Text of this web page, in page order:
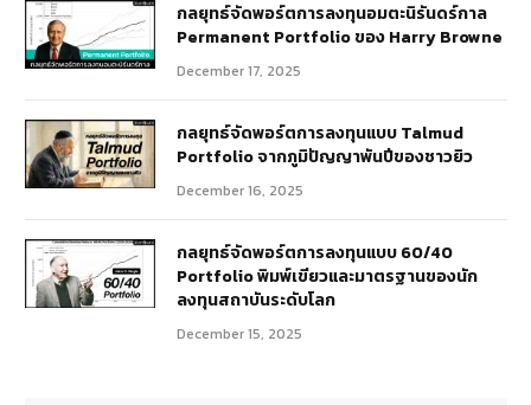
กลยุทธ์​จัดพอร์ตการลงทุนอมตะนิรันดร์กาล
Permanent Portfolio ของ Harry Browne
December 17, 2025
กลยุทธ์จัดพอร์ตการลงทุนแบบ Talmud
Portfolio จากภูมิปัญญาพันปีของชาวยิว
December 16, 2025
กลยุทธ์จัดพอร์ตการลงทุนแบบ 60/40
Portfolio พิมพ์เขียวและมาตรฐานของนัก
ลงทุนสถาบันระดับโลก
December 15, 2025